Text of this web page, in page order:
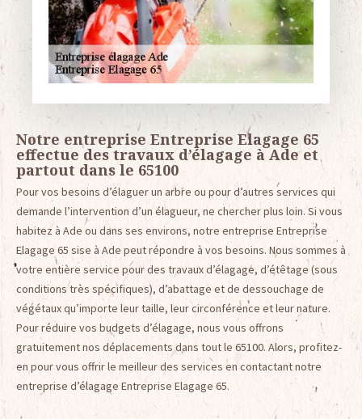
Notre entreprise Entreprise Elagage 65
effectue des travaux d’élagage à Ade et
partout dans le 65100
Pour vos besoins d’élaguer un arbre ou pour d’autres services qui
demande l’intervention d’un élagueur, ne chercher plus loin. Si vous
habitez à Ade ou dans ses environs, notre entreprise Entreprise
Elagage 65 sise à Ade peut répondre à vos besoins. Nous sommes à
votre entière service pour des travaux d’élagage, d’étêtage (sous
conditions très spécifiques), d’abattage et de dessouchage de
végétaux qu’importe leur taille, leur circonférence et leur nature.
Pour réduire vos budgets d’élagage, nous vous offrons
gratuitement nos déplacements dans tout le 65100. Alors, profitez-
en pour vous offrir le meilleur des services en contactant notre
entreprise d’élagage Entreprise Elagage 65.